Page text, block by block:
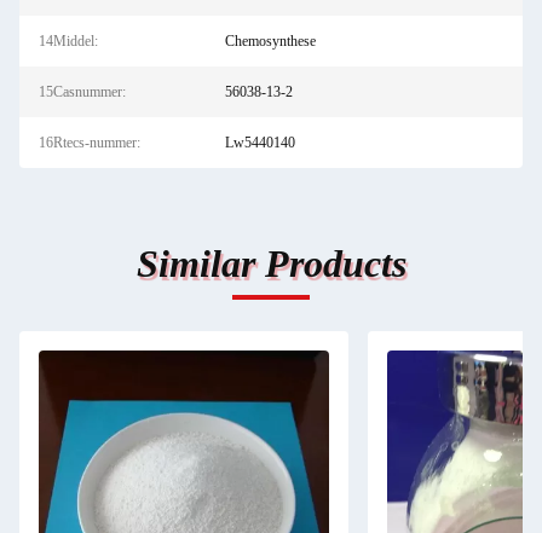
14Middel: Chemosynthese
15Casnummer: 56038-13-2
16Rtecs-nummer: Lw5440140
Similar Products